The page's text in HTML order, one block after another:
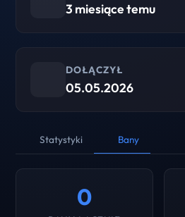
3 miesiące temu
DOŁĄCZYŁ
05.05.2026
Statystyki Bany
0